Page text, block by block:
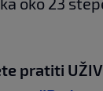
pratiti